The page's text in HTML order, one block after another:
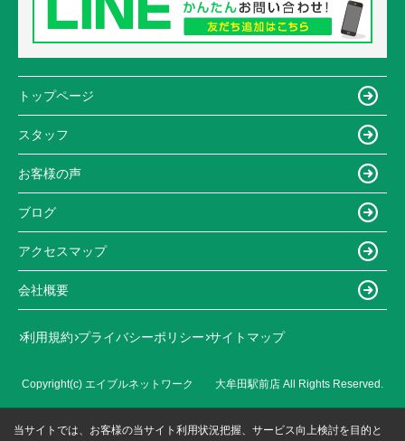
トップページ
スタッフ
お客様の声
ブログ
アクセスマップ
会社概要
利用規約 プライバシーポリシー サイトマップ
Copyright(c) エイブルネットワーク 大牟田駅前店 All Rights Reserved.
当サイトでは、お客様の当サイト利用状況把握、サービス向上検討を目的と